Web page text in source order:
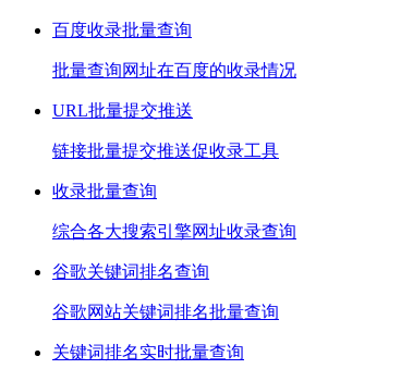
百度收录批量查询
批量查询网址在百度的收录情况
URL批量提交推送
链接批量提交推送促收录工具
收录批量查询
综合各大搜索引擎网址收录查询
谷歌关键词排名查询
谷歌网站关键词排名批量查询
关键词排名实时批量查询